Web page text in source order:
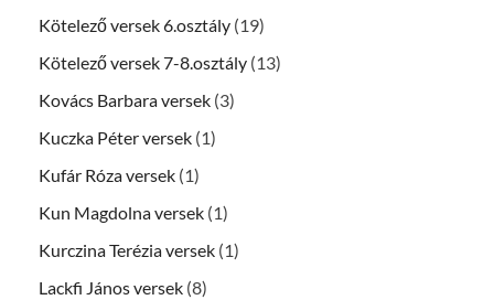
Kötelező versek 6.osztály (19)
Kötelező versek 7-8.osztály (13)
Kovács Barbara versek (3)
Kuczka Péter versek (1)
Kufár Róza versek (1)
Kun Magdolna versek (1)
Kurczina Terézia versek (1)
Lackfi János versek (8)